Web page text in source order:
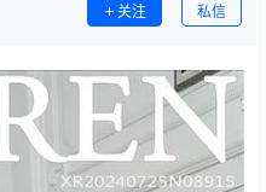
关注 私信